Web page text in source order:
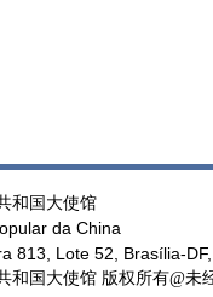
和国大使馆
da China
813, Lote 52, Brasília-
国大使馆 版权所有@未